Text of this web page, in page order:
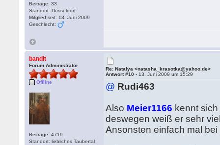
Beiträge: 33
Standort: Düsseldorf
Mitglied seit: 13. Juni 2009
Geschlecht:
bandit
Forum Administrator
Offline
Beiträge: 4719
Standort: liebliches Taubertal
Re: Natalya <natasha_krasotka@yahoo.de>
Antwort #10 - 13. Juni 2009 um 15:29
@ Rudi463
Also Meier1166 kennt
deswegen weiß er sehr
Ansonsten einfach mal